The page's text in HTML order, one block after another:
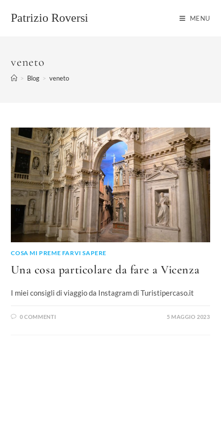
contenuto
Patrizio Roversi MENU
veneto
> Blog > veneto
COSA MI PREME FARVI SAPERE
Una cosa particolare da fare a Vicenza
I miei consigli di viaggio da Instagram di Turistipercaso.it
0 COMMENTI 5 MAGGIO 2023